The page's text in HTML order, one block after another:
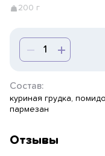
200 г
Состав:
куриная грудка,
пармезан
Отзывы